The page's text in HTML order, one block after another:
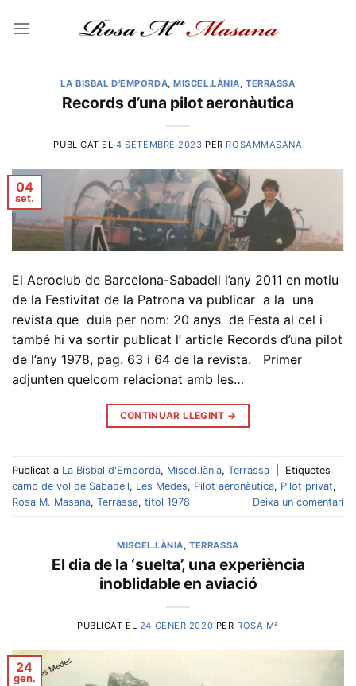
LA BISBAL D'EMPORDÀ,MISCEL.LÀNIA,TERRASSA
Records d’una pilot aeronàutica
PUBLICAT EL4 SETEMBRE 2023 PER ROSAMMASANA
04
set.
El Aeroclub de Barcelona-Sabadell l’any 2011 en motiu
de la Festivitat de la Patrona va publicar a la una
revista que duia per nom: 20 anys de Festa al cel i
també hi va sortir publicat l’ article Records d’una pilot
de l’any 1978, pag. 63 i 64 de la revista. Primer
adjunten quelcom relacionat amb les…
CONTINUAR LLEGINT →
Publicat a La Bisbal d'Empordà, Miscel.lània, Terrassa
Etiquetes
camp de vol de Sabadell, Les Medes, Pilot aeronàutica, Pilot privat,
Rosa M. Masana, Terrassa, títol 1978 Deixa un comentari
MISCEL.LÀNIA,TERRASSA
El dia de la ‘suelta’, una experiència
inoblidable en aviació
PUBLICAT EL 24 GENER 2020 PER ROSA Mª
24
gen.